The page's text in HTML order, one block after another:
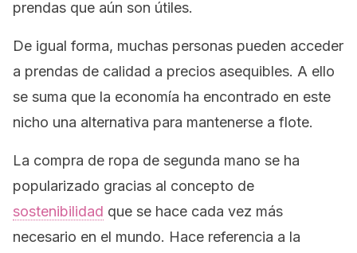
prendas que aún son útiles.
De igual forma, muchas personas pueden acceder
a prendas de calidad a precios asequibles. A ello
se suma que la economía ha encontrado en este
nicho una alternativa para mantenerse a flote.
La compra de ropa de segunda mano se ha
popularizado gracias al concepto de
sostenibilidad que se hace cada vez más
necesario en el mundo. Hace referencia a la